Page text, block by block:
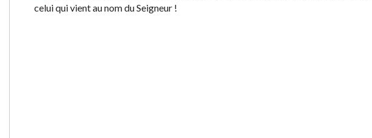
celui qui vient au nom du Seigneur !